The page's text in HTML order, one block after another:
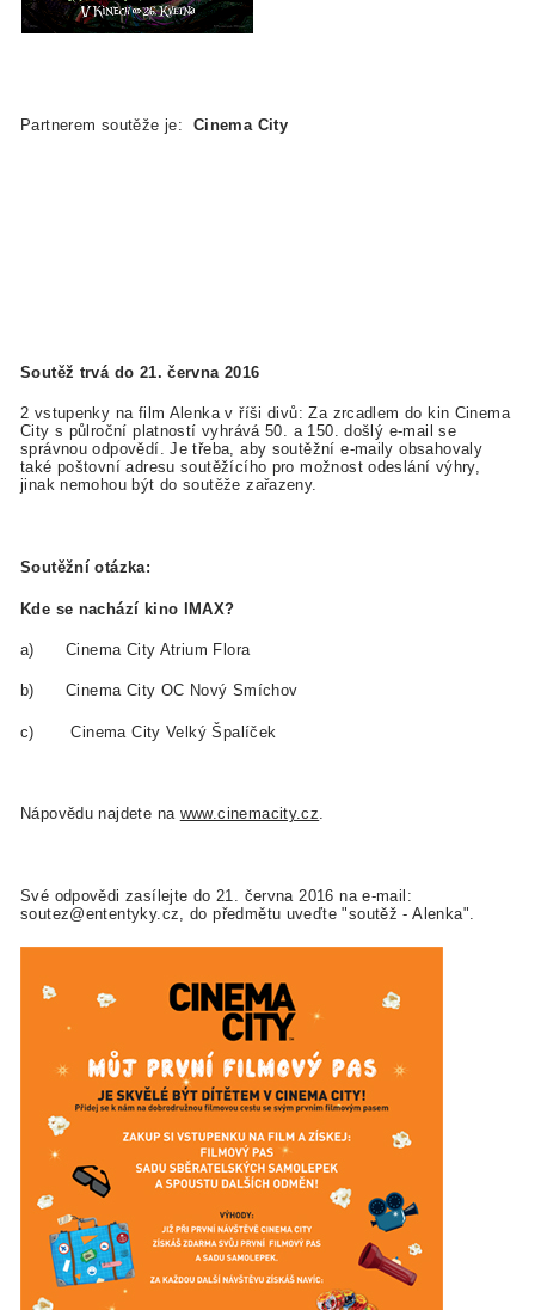
Partnerem soutěže je: Cinema City
Soutěž trvá do 21. června 2016
2 vstupenky na film Alenka v říši divů: Za zrcadlem do kin Cinema
City s půlroční platností vyhrává 50. a 150. došlý e-mail se
správnou odpovědí. Je třeba, aby soutěžní e-maily obsahovaly
také poštovní adresu soutěžícího pro možnost odeslání výhry,
jinak nemohou být do soutěže zařazeny.
Soutěžní otázka:
Kde se nachází kino IMAX?
a) Cinema City Atrium Flora
b) Cinema City OC Nový Smíchov
c) Cinema City Velký Špalíček
Nápovědu najdete na www.cinemacity.cz.
Své odpovědi zasílejte do 21. června 2016 na e-mail:
soutez@ententyky.cz, do předmětu uveďte "soutěž - Alenka".